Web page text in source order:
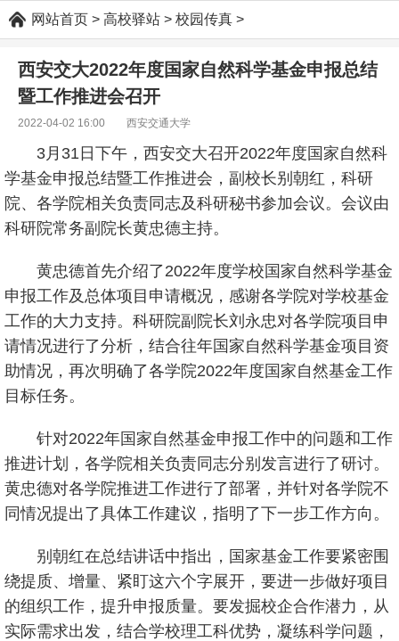
网站首页 > 高校驿站 > 校园传真 >
西安交大2022年度国家自然科学基金申报总结
暨工作推进会召开
2022-04-02 16:00 西安交通大学
3月31日下午，西安交大召开2022年度国家自然科
学基金申报总结暨工作推进会，副校长别朝红，科研
院、各学院相关负责同志及科研秘书参加会议。会议由
科研院常务副院长黄忠德主持。
黄忠德首先介绍了2022年度学校国家自然科学基金
申报工作及总体项目申请概况，感谢各学院对学校基金
工作的大力支持。科研院副院长刘永忠对各学院项目申
请情况进行了分析，结合往年国家自然科学基金项目资
助情况，再次明确了各学院2022年度国家自然基金工作
目标任务。
针对2022年国家自然基金申报工作中的问题和工作
推进计划，各学院相关负责同志分别发言进行了研讨。
黄忠德对各学院推进工作进行了部署，并针对各学院不
同情况提出了具体工作建议，指明了下一步工作方向。
别朝红在总结讲话中指出，国家基金工作要紧密围
绕提质、增量、紧盯这六个字展开，要进一步做好项目
的组织工作，提升申报质量。要发掘校企合作潜力，从
实际需求出发，结合学校理工科优势，凝练科学问题，